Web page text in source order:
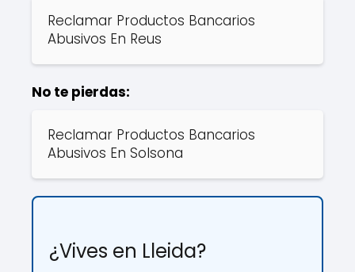
Reclamar Productos Bancarios
Abusivos En Reus
No te pierdas:
Reclamar Productos Bancarios
Abusivos En Solsona
¿Vives en Lleida?